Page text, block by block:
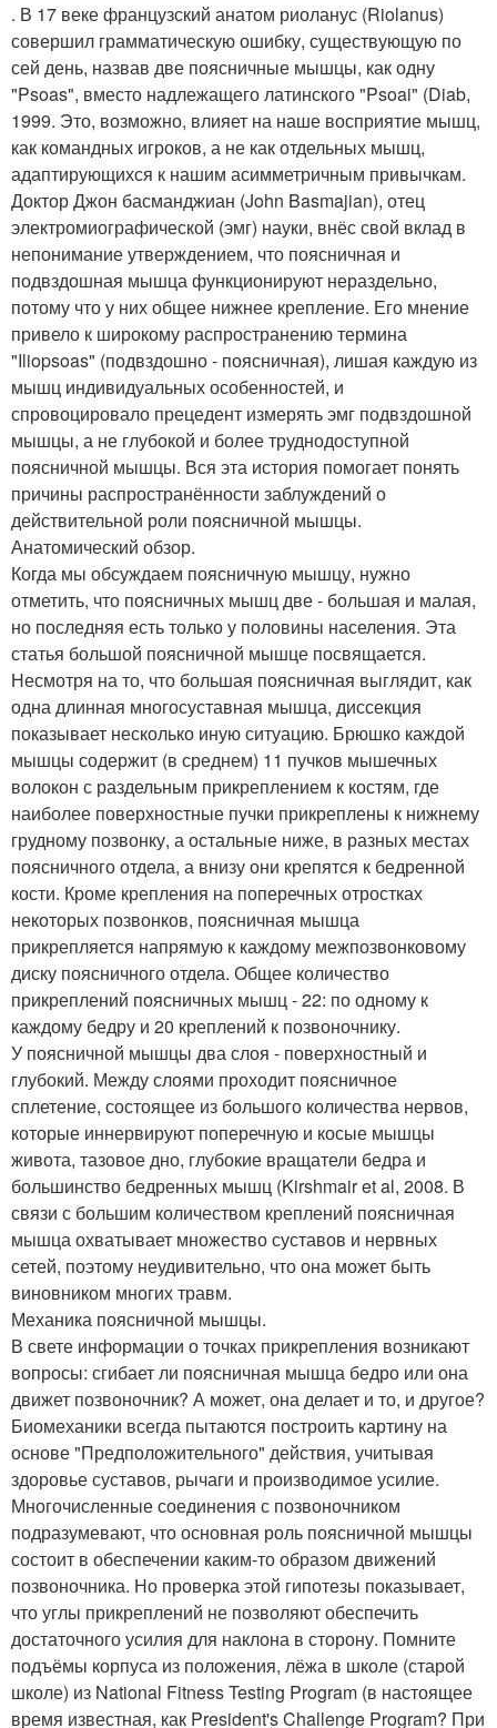
. В 17 веке французский анатом риоланус (Riolanus)
совершил грамматическую ошибку, существующую по
сей день, назвав две поясничные мышцы, как одну
"Psoas", вместо надлежащего латинского "Psoai" (Diab,
1999. Это, возможно, влияет на наше восприятие мышц,
как командных игроков, а не как отдельных мышц,
адаптирующихся к нашим асимметричным привычкам.
Доктор Джон басманджиан (John Basmajian), отец
электромиографической (эмг) науки, внёс свой вклад в
непонимание утверждением, что поясничная и
подвздошная мышца функционируют нераздельно,
потому что у них общее нижнее крепление. Его мнение
привело к широкому распространению термина
"Iliopsoas" (подвздошно - поясничная), лишая каждую из
мышц индивидуальных особенностей, и
спровоцировало прецедент измерять эмг подвздошной
мышцы, а не глубокой и более труднодоступной
поясничной мышцы. Вся эта история помогает понять
причины распространённости заблуждений о
действительной роли поясничной мышцы.
Анатомический обзор.
Когда мы обсуждаем поясничную мышцу, нужно
отметить, что поясничных мышц две - большая и малая,
но последняя есть только у половины населения. Эта
статья большой поясничной мышце посвящается.
Несмотря на то, что большая поясничная выглядит, как
одна длинная многосуставная мышца, диссекция
показывает несколько иную ситуацию. Брюшко каждой
мышцы содержит (в среднем) 11 пучков мышечных
волокон с раздельным прикреплением к костям, где
наиболее поверхностные пучки прикреплены к нижнему
грудному позвонку, а остальные ниже, в разных местах
поясничного отдела, а внизу они крепятся к бедренной
кости. Кроме крепления на поперечных отростках
некоторых позвонков, поясничная мышца
прикрепляется напрямую к каждому межпозвонковому
диску поясничного отдела. Общее количество
прикреплений поясничных мышц - 22: по одному к
каждому бедру и 20 креплений к позвоночнику.
У поясничной мышцы два слоя - поверхностный и
глубокий. Между слоями проходит поясничное
сплетение, состоящее из большого количества нервов,
которые иннервируют поперечную и косые мышцы
живота, тазовое дно, глубокие вращатели бедра и
большинство бедренных мышц (Kirshmair et al, 2008. В
связи с большим количеством креплений поясничная
мышца охватывает множество суставов и нервных
сетей, поэтому неудивительно, что она может быть
виновником многих травм.
Механика поясничной мышцы.
В свете информации о точках прикрепления возникают
вопросы: сгибает ли поясничная мышца бедро или она
движет позвоночник? А может, она делает и то, и другое?
Биомеханики всегда пытаются построить картину на
основе "Предположительного" действия, учитывая
здоровье суставов, рычаги и производимое усилие.
Многочисленные соединения с позвоночником
подразумевают, что основная роль поясничной мышцы
состоит в обеспечении каким-то образом движений
позвоночника. Но проверка этой гипотезы показывает,
что углы прикреплений не позволяют обеспечить
достаточного усилия для наклона в сторону. Помните
подъёмы корпуса из положения, лёжа в школе (старой
школе) из National Fitness Testing Program (в настоящее
время известная, как President's Challenge Program? При